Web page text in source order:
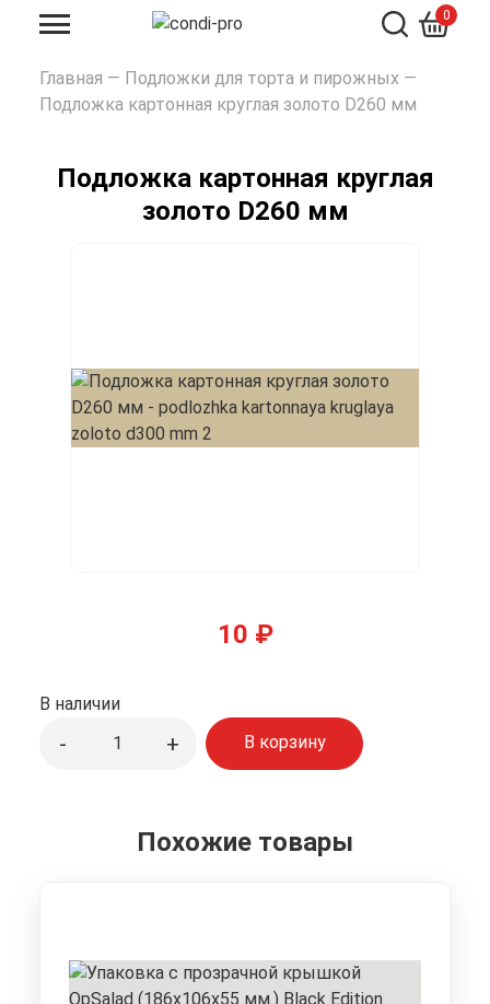
0
Главная — Подложки для торта и пирожных —
Подложка картонная круглая золото D260 мм
Подложка картонная круглая
золото D260 мм
10 ₽
В наличии
- + В корзину
Похожие товары